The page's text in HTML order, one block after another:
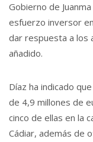
Gobierno de
esfuerzo inversor
dar respuesta a los
añadido.
Díaz ha indicado
de 4,9 millones de
cinco de ellas en la
Cádiar, además de